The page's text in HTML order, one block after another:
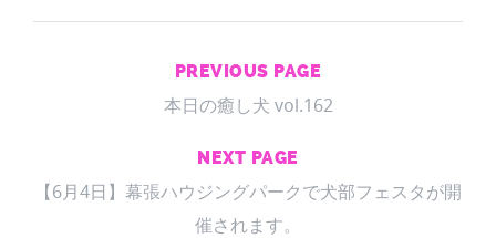
PREVIOUS PAGE
本日の癒し犬 vol.162
NEXT PAGE
【6月4日】幕張ハウジングパークで犬部フェスタが開
催されます。